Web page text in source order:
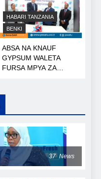
HABARI TANZANIA
BENKI
ABSA NA KNAUF
GYPSUM WALETA
FURSA MPYA ZA
37 News